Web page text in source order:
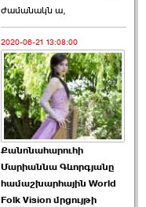
Պաշտոնակռիվը սկսված
է. «Հրապարակ» ›››
2026-06-25 17:13:00
ԱԺ նախագահի
ժամանակն ա,
2020-06-21 13:08:00
Քանոնահարուհի
Մարիաննա Գևորգյանը
համաշխարհային World
Folk Vision մրցույթի